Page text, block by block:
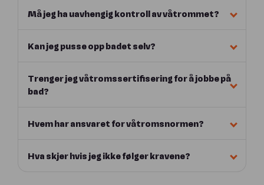
Må jeg ha uavhengig kontroll av våtrommet?
Kan jeg pusse opp badet selv?
Trenger jeg våtromssertifisering for å jobbe på
bad?
Hvem har ansvaret for våtromsnormen?
Hva skjer hvis jeg ikke følger kravene?